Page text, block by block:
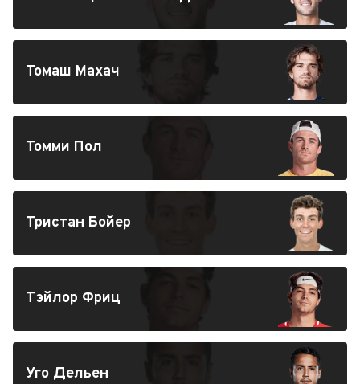
Томаш Махач
Томми Пол
Тристан Бойер
Тэйлор Фриц
Уго Дельен